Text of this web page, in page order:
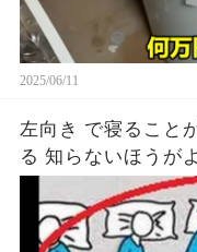
2025/06/11
左向き で寝ること
る 知らないほうが
象がヤバい… 驚く
悔